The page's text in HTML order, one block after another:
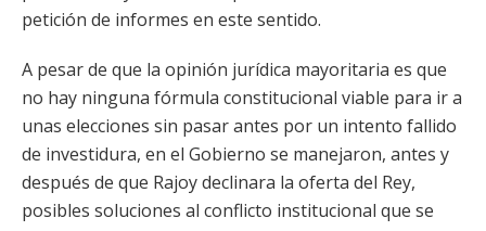
petición de informes en este sentido.
A pesar de que la opinión jurídica mayoritaria es que
no hay ninguna fórmula constitucional viable para ir a
unas elecciones sin pasar antes por un intento fallido
de investidura, en el Gobierno se manejaron, antes y
después de que Rajoy declinara la oferta del Rey,
posibles soluciones al conflicto institucional que se